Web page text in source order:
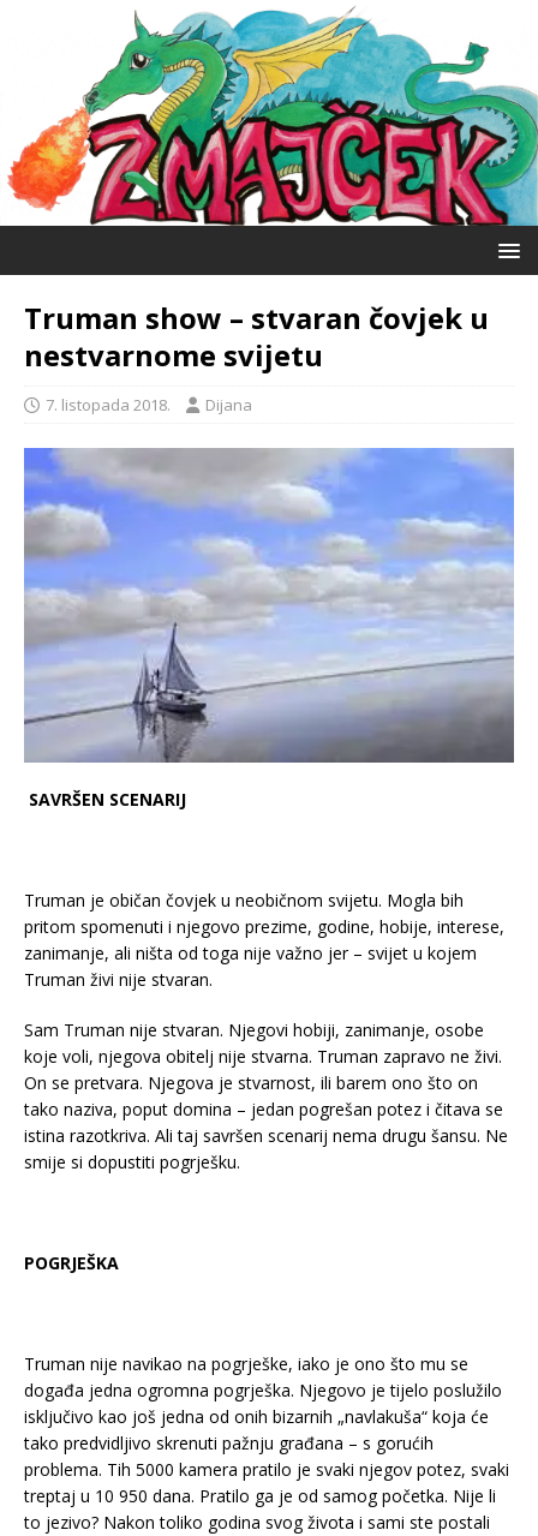
Truman show – stvaran čovjek u
nestvarnome svijetu
7. listopada 2018. Dijana
SAVRŠEN SCENARIJ
Truman je običan čovjek u neobičnom svijetu. Mogla bih
pritom spomenuti i njegovo prezime, godine, hobije, interese,
zanimanje, ali ništa od toga nije važno jer – svijet u kojem
Truman živi nije stvaran.
Sam Truman nije stvaran. Njegovi hobiji, zanimanje, osobe
koje voli, njegova obitelj nije stvarna. Truman zapravo ne živi.
On se pretvara. Njegova je stvarnost, ili barem ono što on
tako naziva, poput domina – jedan pogrešan potez i čitava se
istina razotkriva. Ali taj savršen scenarij nema drugu šansu. Ne
smije si dopustiti pogrješku.
POGRJEŠKA
Truman nije navikao na pogrješke, iako je ono što mu se
događa jedna ogromna pogrješka. Njegovo je tijelo poslužilo
isključivo kao još jedna od onih bizarnih „navlakuša“ koja će
tako predvidljivo skrenuti pažnju građana – s gorućih
problema. Tih 5000 kamera pratilo je svaki njegov potez, svaki
treptaj u 10 950 dana. Pratilo ga je od samog početka. Nije li
to jezivo? Nakon toliko godina svog života i sami ste postali